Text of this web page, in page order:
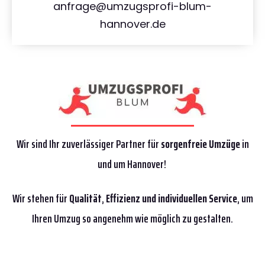
anfrage@umzugsprofi-blum-
hannover.de
Wir sind Ihr zuverlässiger Partner fürsorgenfreie Umzügein
und um Hannover!
Wir stehen fürQualität,Effizienzund individuellen Service, um
Ihren Umzug so angenehm wie möglich zu gestalten.